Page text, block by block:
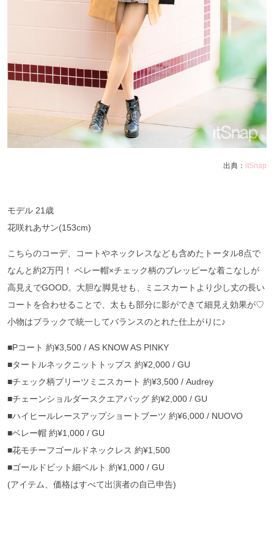
出典： itSnap
モデル 21歳
花咲れあサン(153cm)
こちらのコーデ、コートやネックレスなども含めたトータル8点で
なんと約2万円！ ベレー帽×チェック柄のプレッピーな着こなしが
高見えでGOOD。大胆な脚見せも、ミニスカートより少し丈の長い
コートを合わせることで、太もも部分に影ができて細見え効果が♡
小物はブラックで統一してバランスのとれた仕上がりに♪
■Pコート 約¥3,500 / AS KNOW AS PINKY
■タートルネックニットトップス 約¥2,000 / GU
■チェック柄プリーツミニスカート 約¥3,500 / Audrey
■チェーンショルダースクエアバッグ 約¥2,000 / GU
■ハイヒールレースアップショートブーツ 約¥6,000 / NUOVO
■ベレー帽 約¥1,000 / GU
■花モチーフゴールドネックレス 約¥1,500
■ゴールドビット細ベルト 約¥1,000 / GU
(アイテム、価格はすべて出演者の自己申告)